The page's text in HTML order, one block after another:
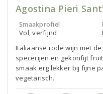
Agostina Pieri
Smaakprofiel
Vol, verfijnd
Italiaanse rode wijn met
specerijen en gekonfijt
smaak erg lekker bij fijne
vegetarisch.